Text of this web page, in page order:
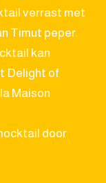
verrast met
Timut peper.
kan
Delight of
Maison
door